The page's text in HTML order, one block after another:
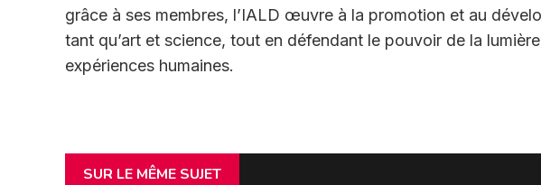
grâce à ses membres, l’IALD œuvre à la promotion et au
tant qu’art et science, tout en défendant le pouvoir de la
expériences humaines.
SUR LE MÊME SUJET